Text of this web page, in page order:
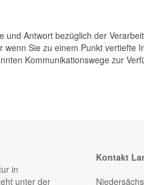
Antwort bezüglich der
Sie zu einem Punkt vertiefte
Kommunikationswege zur
in
unter der
Kontakt